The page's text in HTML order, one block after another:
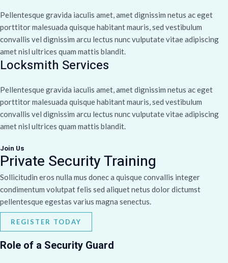
Pellentesque gravida iaculis amet, amet dignissim netus ac eget
porttitor malesuada quisque habitant mauris, sed vestibulum
convallis vel dignissim arcu lectus nunc vulputate vitae adipiscing
amet nisl ultrices quam mattis blandit.
Locksmith Services
Pellentesque gravida iaculis amet, amet dignissim netus ac eget
porttitor malesuada quisque habitant mauris, sed vestibulum
convallis vel dignissim arcu lectus nunc vulputate vitae adipiscing
amet nisl ultrices quam mattis blandit.
Join Us
Private Security Training
Sollicitudin eros nulla mus donec a quisque convallis integer
condimentum volutpat felis sed aliquet netus dolor dictumst
pellentesque egestas varius magna senectus.
REGISTER TODAY
Role of a Security Guard